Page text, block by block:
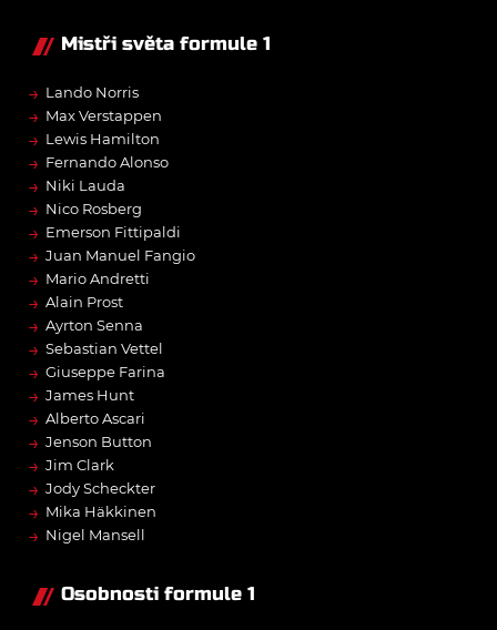
Mistři světa formule 1
→ Lando Norris
→ Max Verstappen
→ Lewis Hamilton
→ Fernando Alonso
→ Niki Lauda
→ Nico Rosberg
→ Emerson Fittipaldi
→ Juan Manuel Fangio
→ Mario Andretti
→ Alain Prost
→ Ayrton Senna
→ Sebastian Vettel
→ Giuseppe Farina
→ James Hunt
→ Alberto Ascari
→ Jenson Button
→ Jim Clark
→ Jody Scheckter
→ Mika Häkkinen
→ Nigel Mansell
Osobnosti formule 1